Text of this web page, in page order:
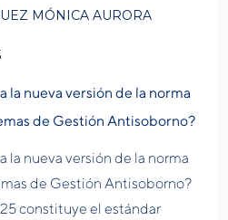
MÓNICA AURORA
la nueva versión de la norma
de Gestión Antisoborno?
la nueva versión de la norma
de Gestión Antisoborno?
constituye el estándar